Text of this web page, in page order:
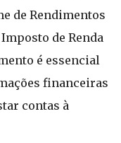
de Rendimentos
de Renda
é essencial
financeiras
contas à